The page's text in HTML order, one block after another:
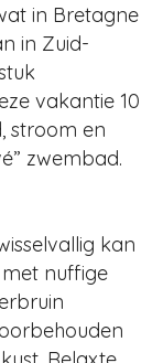
in Bretagne
in Zuid-
vakantie 10
stroom en
zwembad.
kan
nuffige